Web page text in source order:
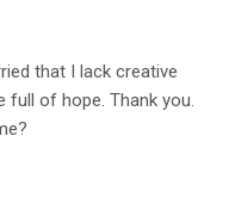
that I lack creative
full of hope. Thank you.